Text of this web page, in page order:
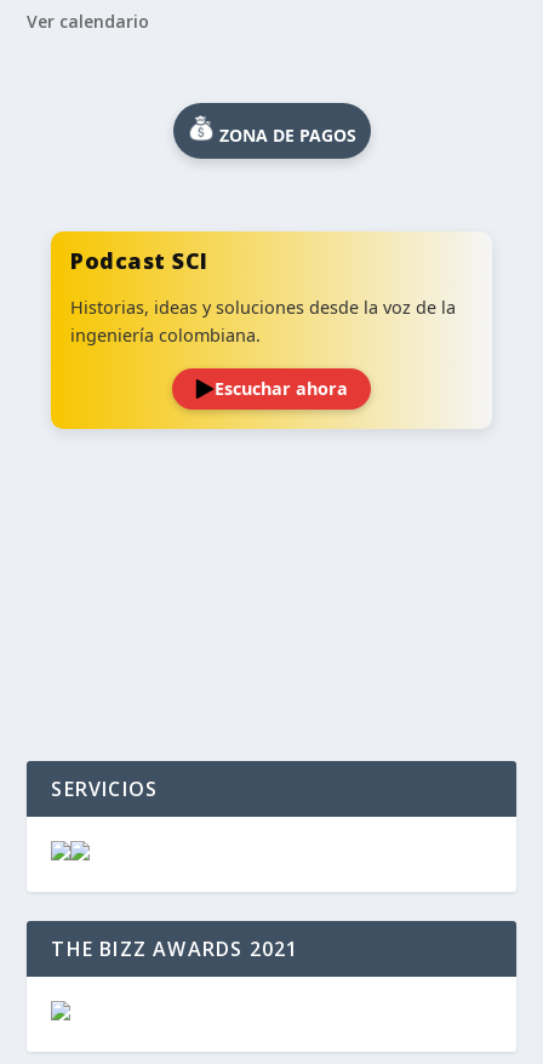
Ver calendario
ZONA DE PAGOS
Podcast SCI
Historias, ideas y soluciones desde la voz de la
ingeniería colombiana.
Escuchar ahora
SERVICIOS
THE BIZZ AWARDS 2021